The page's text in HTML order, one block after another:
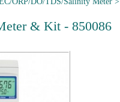
& Kit - 850086